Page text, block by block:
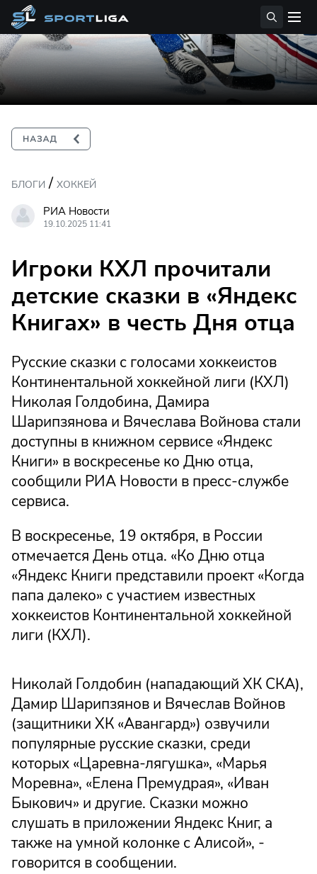
БЛОГИ / ХОККЕЙ
РИА Новости
19.10.2025 11:41
Игроки КХЛ прочитали
детские сказки в «Яндекс
Книгах» в честь Дня отца
Русские сказки с голосами хоккеистов
Континентальной хоккейной лиги (КХЛ)
Николая Голдобина, Дамира
Шарипзянова и Вячеслава Войнова стали
доступны в книжном сервисе «Яндекс
Книги» в воскресенье ко Дню отца,
сообщили РИА Новости в пресс-службе
сервиса.
В воскресенье, 19 октября, в России
отмечается День отца. «Ко Дню отца
«Яндекс Книги представили проект «Когда
папа далеко» с участием известных
хоккеистов Континентальной хоккейной
лиги (КХЛ).
Николай Голдобин (нападающий ХК СКА),
Дамир Шарипзянов и Вячеслав Войнов
(защитники ХК «Авангард») озвучили
популярные русские сказки, среди
которых «Царевна-лягушка», «Марья
Моревна», «Елена Премудрая», «Иван
Быкович» и другие. Сказки можно
слушать в приложении Яндекс Книг, а
также на умной колонке с Алисой», -
говорится в сообщении.